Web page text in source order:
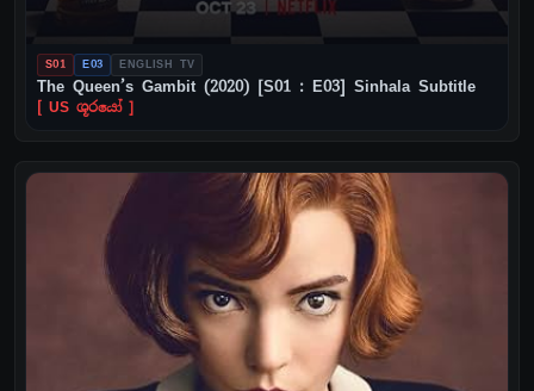
S01 E03 ENGLISH TV
The Queen’s Gambit (2020) [S01 : E03] Sinhala Subtitle
[ US ශූරයෝ ]